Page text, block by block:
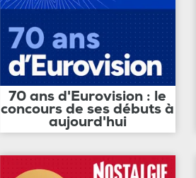
70 ans d'Eurovision : le
concours de ses débuts à
aujourd'hui